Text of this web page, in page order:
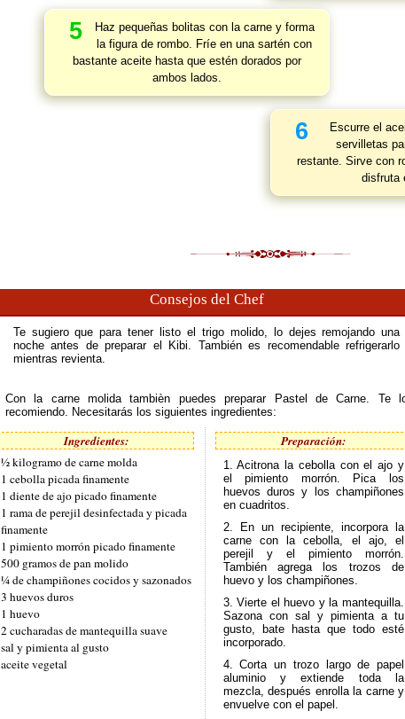
5
Haz pequeñas bolitas con la carne y forma
la figura de rombo. Fríe en una sartén con
bastante aceite hasta que estén dorados por
ambos lados.
6
Escurre el
servilletas
restante. Sirve con
disfruta
Consejos del Chef
Te sugiero que para tener listo el trigo molido, lo dejes remojando una
noche antes de preparar el Kibi. También es recomendable refrigerarlo
mientras revienta.
Con la carne molida tambièn puedes preparar Pastel de Carne. Te
recomiendo. Necesitarás los siguientes ingredientes:
Ingredientes:
½ kilogramo de carne molda
1 cebolla picada finamente
1 diente de ajo picado finamente
1 rama de perejil desinfectada y picada
finamente
1 pimiento morrón picado finamente
500 gramos de pan molido
¼ de champiñones cocidos y sazonados
3 huevos duros
1 huevo
2 cucharadas de mantequilla suave
sal y pimienta al gusto
aceite vegetal
Preparación:
1. Acitrona la cebolla con el ajo y
el pimiento morrón. Pica los
huevos duros y los champiñones
en cuadritos.
2. En un recipiente, incorpora la
carne con la cebolla, el ajo, el
perejil y el pimiento morrón.
También agrega los trozos de
huevo y los champiñones.
3. Vierte el huevo y la mantequilla.
Sazona con sal y pimienta a tu
gusto, bate hasta que todo esté
incorporado.
4. Corta un trozo largo de papel
aluminio y extiende toda la
mezcla, después enrolla la carne y
envuelve con el papel.